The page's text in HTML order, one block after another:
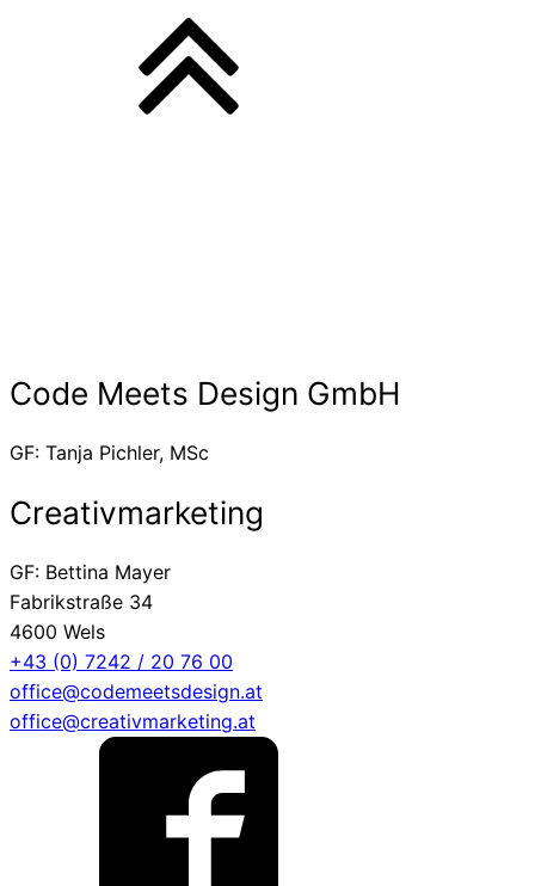
Code Meets Design GmbH
GF: Tanja Pichler, MSc
Creativmarketing
GF: Bettina Mayer
Fabrikstraße 34
4600 Wels
+43 (0) 7242 / 20 76 00
office@codemeetsdesign.at
office@creativmarketing.at